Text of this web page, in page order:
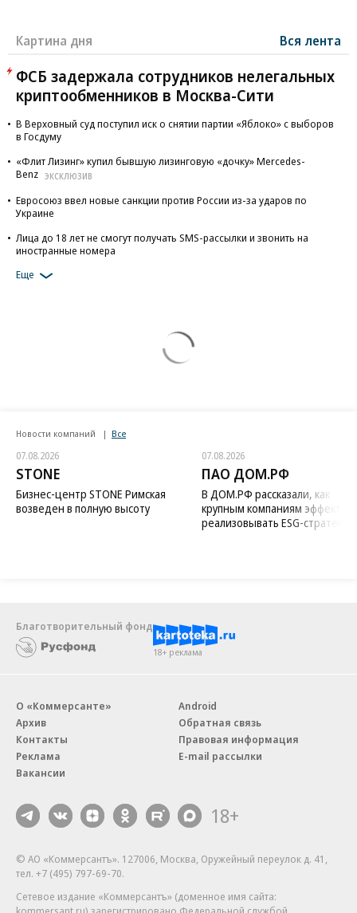
Картина дня Вся лента
ФСБ задержала сотрудников нелегальных
криптообменников в Москва-Сити
В Верховный суд поступил иск о снятии партии «Яблоко» с выборов
в Госдуму
«Флит Лизинг» купил бывшую лизинговую «дочку» Mercedes-
Benz ЭКСКЛЮЗИВ
Евросоюз ввел новые санкции против России из-за ударов по
Украине
Лица до 18 лет не смогут получать SMS-рассылки и звонить на
иностранные номера
Еще
Новости компаний Все
07.08.2026
STONE
Бизнес-центр STONE Римская
возведен в полную высоту
07.08.2026
ПАО ДОМ.РФ
В ДОМ.РФ рассказали, как
крупным компаниям
реализовывать ESG-стратегию
Благотворительный фонд
18+ реклама
О «Коммерсанте»
Архив
Контакты
Реклама
Вакансии
Android
Обратная связь
Правовая информация
E-mail рассылки
18+
© АО «Коммерсантъ». 127006, Москва, Оружейный переулок д. 41,
тел. +7 (495) 797-69-70.
Сетевое издание «Коммерсантъ» (доменное имя сайта: